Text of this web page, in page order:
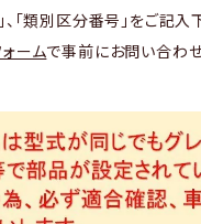
、「類別区分番号」をご記入
ームで事前にお問い合わせ